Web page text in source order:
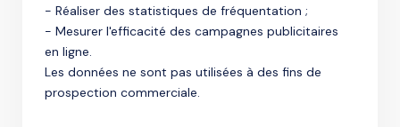
- Réaliser des statistiques de fréquentation ;
- Mesurer l'efficacité des campagnes publicitaires
en ligne.
Les données ne sont pas utilisées à des fins de
prospection commerciale.